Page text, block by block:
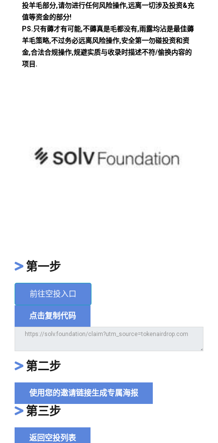
投羊毛部分,请勿进行任何风险操作,远离一切涉及投资&充
值等资金的部分!
PS.只有薅才有可能,不薅真是毛都没有,雨露均沾是最佳薅
羊毛策略,不过务必远离风险操作,安全第一勿碰投资和资
金,合法合规操作,规避实质与收录时描述不符/偷换内容的
项目.
第一步
前往空投入口
点击复制代码
第二步
使用您的邀请链接生成专属海报
第三步
返回空投列表